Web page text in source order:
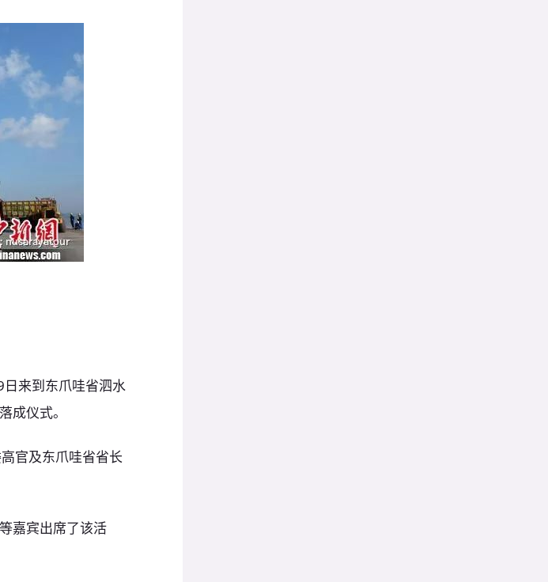
来到东爪哇省泗水
仪式。
官及东爪哇省省长
嘉宾出席了该活